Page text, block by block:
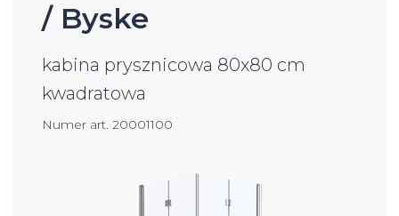
/ Byske
kabina prysznicowa 80x80 cm
kwadratowa
Numer art. 20001100